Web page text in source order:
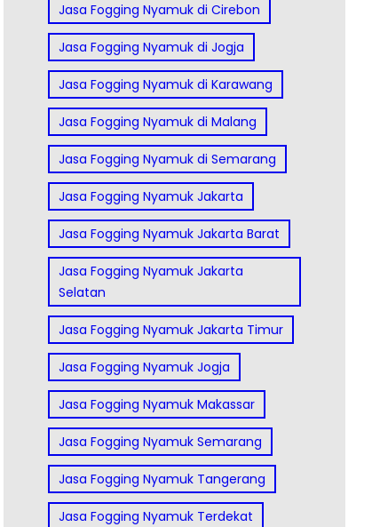
Jasa Fogging Nyamuk di Cirebon
Jasa Fogging Nyamuk di Jogja
Jasa Fogging Nyamuk di Karawang
Jasa Fogging Nyamuk di Malang
Jasa Fogging Nyamuk di Semarang
Jasa Fogging Nyamuk Jakarta
Jasa Fogging Nyamuk Jakarta Barat
Jasa Fogging Nyamuk Jakarta
Selatan
Jasa Fogging Nyamuk Jakarta Timur
Jasa Fogging Nyamuk Jogja
Jasa Fogging Nyamuk Makassar
Jasa Fogging Nyamuk Semarang
Jasa Fogging Nyamuk Tangerang
Jasa Fogging Nyamuk Terdekat